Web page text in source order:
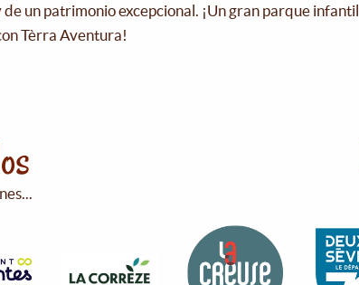
un patrimonio excepcional. ¡Un gran parque infantil
Tèrra Aventura!